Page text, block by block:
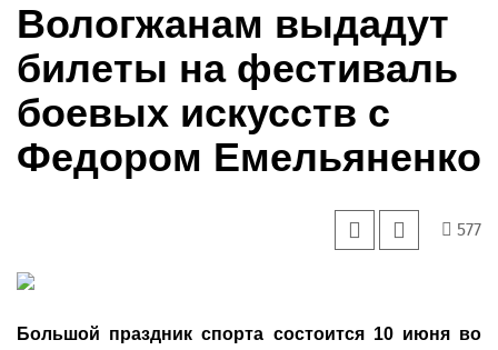
Вологжанам выдадут
билеты на фестиваль
боевых искусств с
Федором Емельяненко
577
Большой праздник спорта состоится 10 июня во